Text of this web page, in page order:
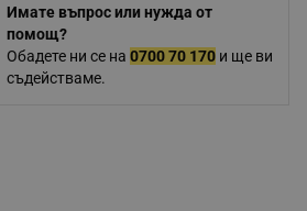
Имате въпрос или нужда от
помощ?
Обадете ни се на 0700 70 170и ще ви
съдействаме.